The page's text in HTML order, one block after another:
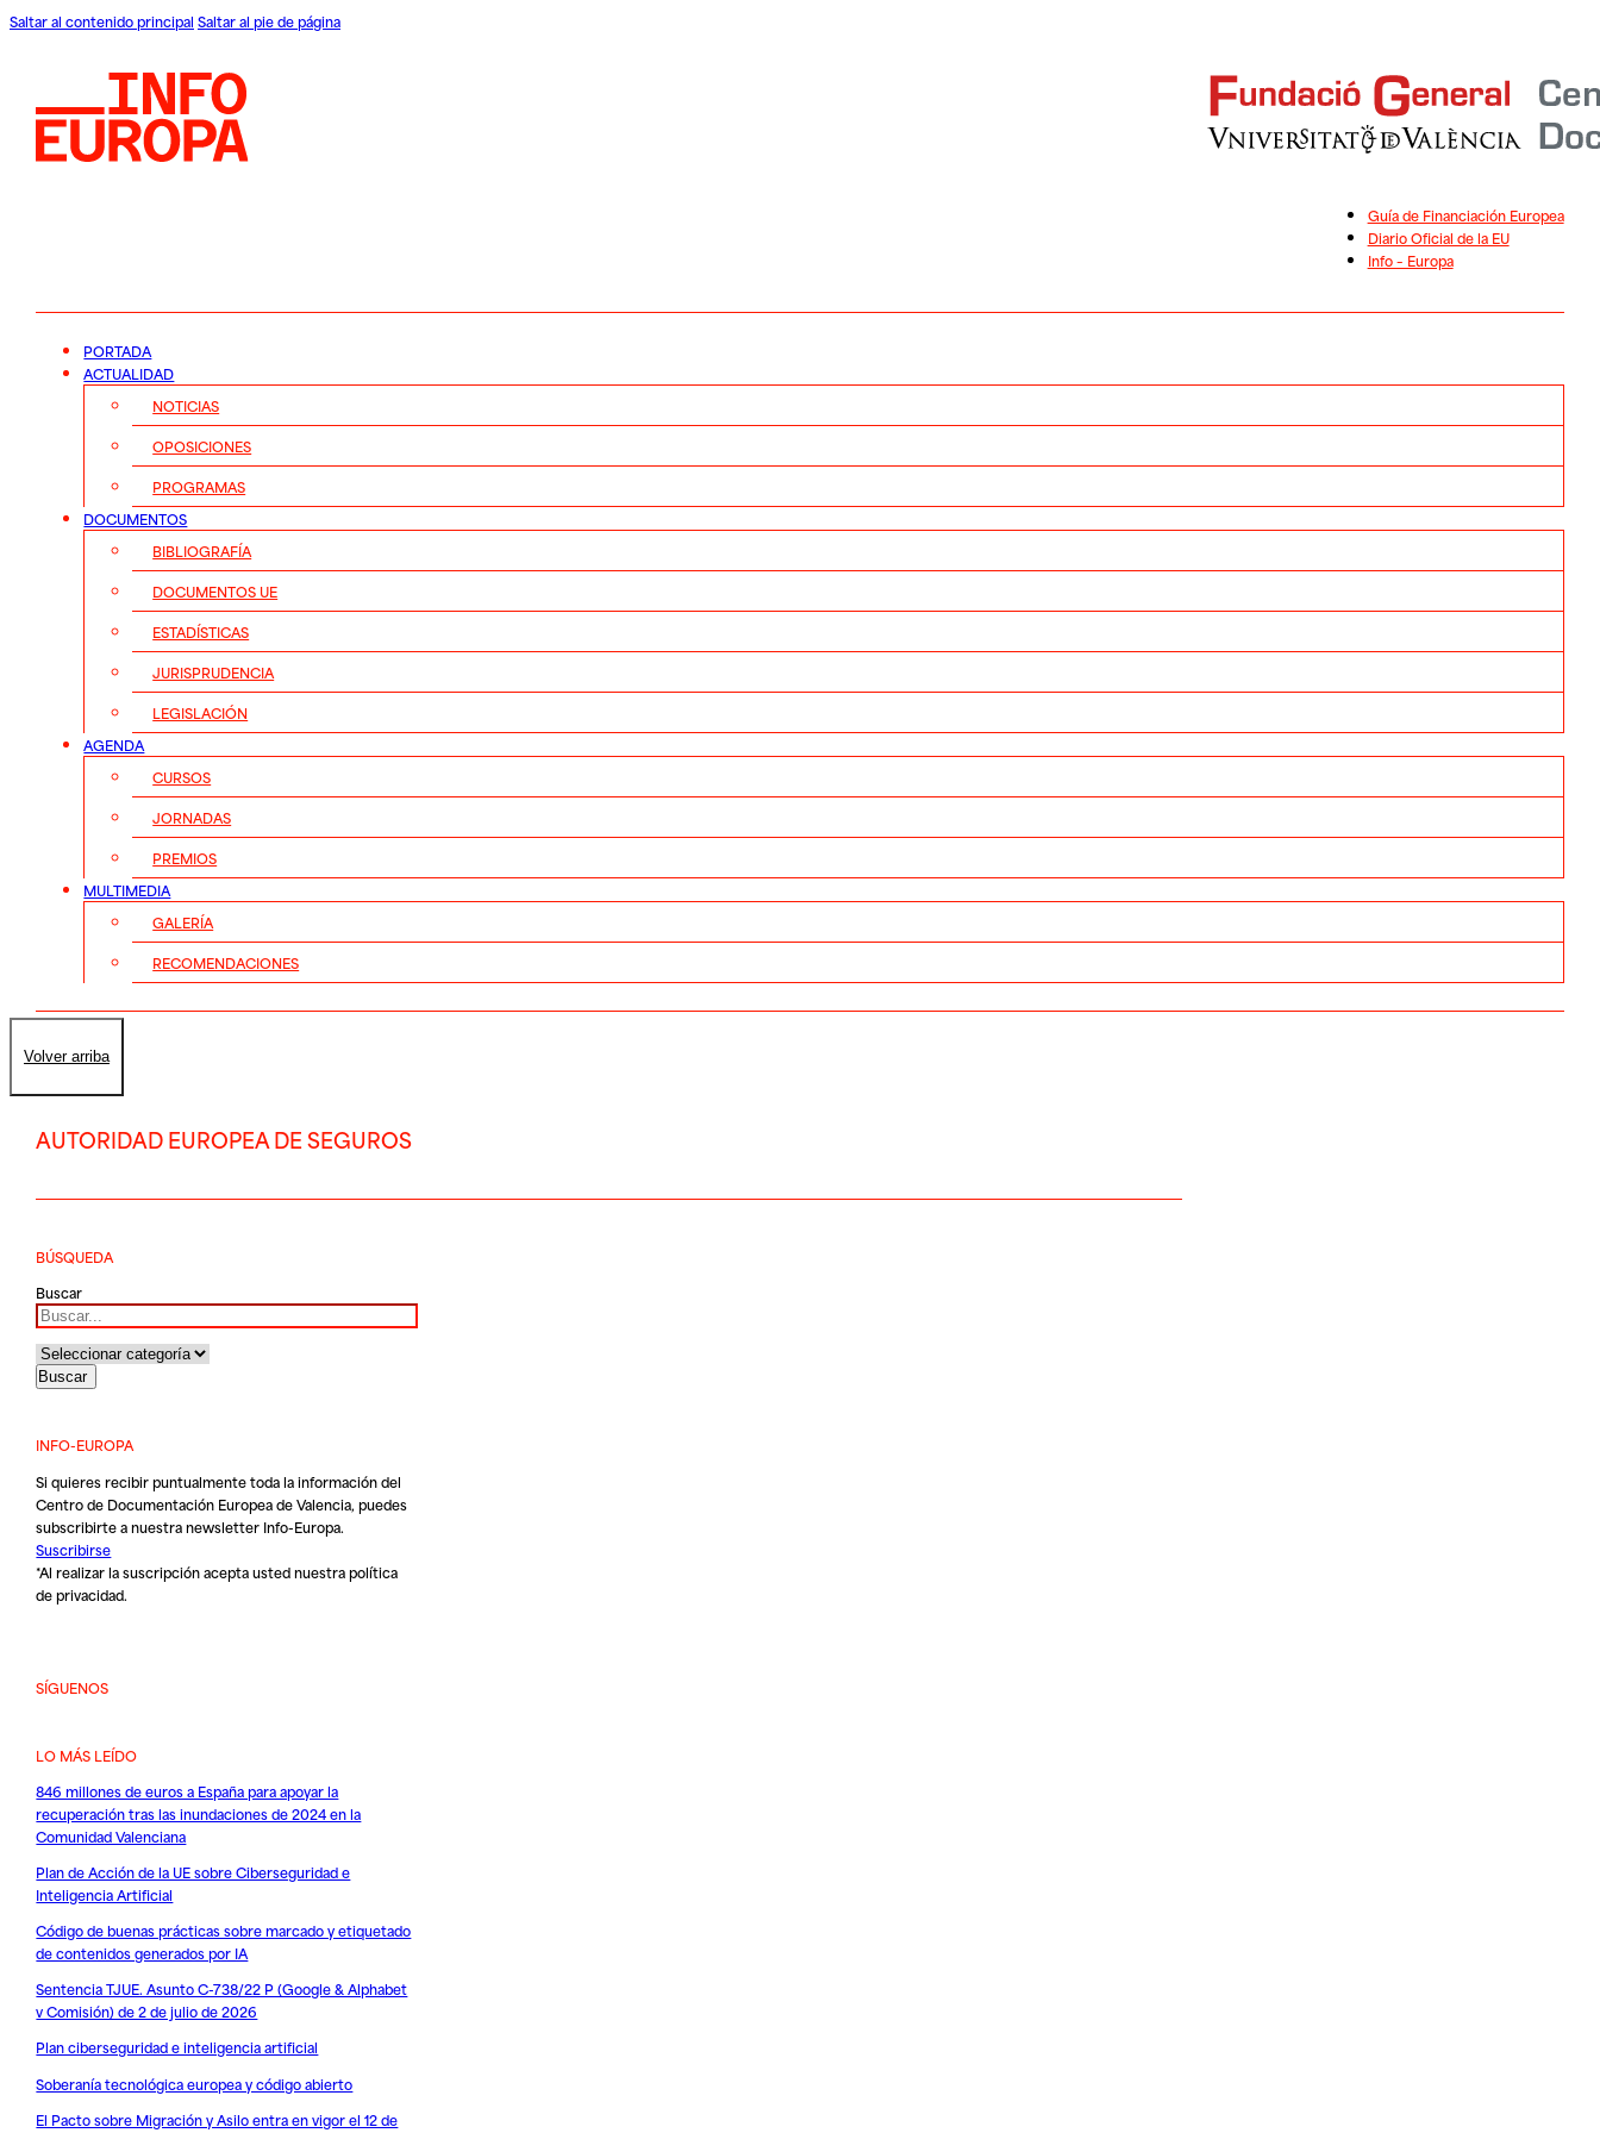
Saltar al contenido principal Saltar al pie de página
Guía de Financiación Europea
Diario Oficial de la EU
Info – Europa
PORTADA
ACTUALIDAD
NOTICIAS
OPOSICIONES
PROGRAMAS
DOCUMENTOS
BIBLIOGRAFÍA
DOCUMENTOS UE
ESTADÍSTICAS
JURISPRUDENCIA
LEGISLACIÓN
AGENDA
CURSOS
JORNADAS
PREMIOS
MULTIMEDIA
GALERÍA
RECOMENDACIONES
Volver arriba
AUTORIDAD EUROPEA DE SEGUROS
BÚSQUEDA
Buscar
INFO-EUROPA
Si quieres recibir puntualmente toda la información del
Centro de Documentación Europea de Valencia, puedes
subscribirte a nuestra newsletter Info-Europa.
Suscribirse
*Al realizar la suscripción acepta usted nuestrapolítica
de privacidad.
SÍGUENOS
LO MÁS LEÍDO
846 millones de euros a España para apoyar la
recuperación tras las inundaciones de 2024 en la
Comunidad Valenciana
Plan de Acción de la UE sobre Ciberseguridad e
Inteligencia Artificial
Código de buenas prácticas sobre marcado y etiquetado
de contenidos generados por IA
Sentencia TJUE. Asunto C-738/22 P (Google & Alphabet
v Comisión) de 2 de julio de 2026
Plan ciberseguridad e inteligencia artificial
Soberanía tecnológica europea y código abierto
El Pacto sobre Migración y Asilo entra en vigor el 12 de